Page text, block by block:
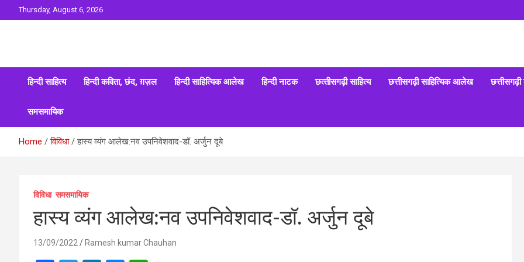
to
Thursday, August 6, 2026
हिन्दी साहित्य हिन्दी कविता, छंद, ग़ज़ल हिन्दी साहित्यिक आलेख हिन्‍दी नाटक छत्‍तीसगढ़ी साहित्‍य छत्तीसगढ़ी साहित्यिक आलेख
समसमायिक
Home विविधा हास्य व्यंग आलेख:नव उपनिवेशवाद-डॉ. अर्जुन दूबे
विविधा समसमायिक
हास्य व्यंग आलेख:नव उपनिवेशवाद-डॉ. अर्जुन दूबे
13/09/2022 Ramesh kumar Chauhan